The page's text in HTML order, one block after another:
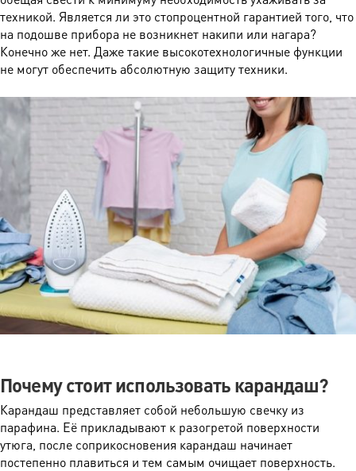
техникой. Является ли это стопроцентной гарантией того, что
на подошве прибора не возникнет накипи или нагара?
Конечно же нет. Даже такие высокотехнологичные функции
не могут обеспечить абсолютную защиту техники.
Почему стоит использовать карандаш?
Карандаш представляет собой небольшую свечку из
парафина. Её прикладывают к разогретой поверхности
утюга, после соприкосновения карандаш начинает
постепенно плавиться и тем самым очищает поверхность.